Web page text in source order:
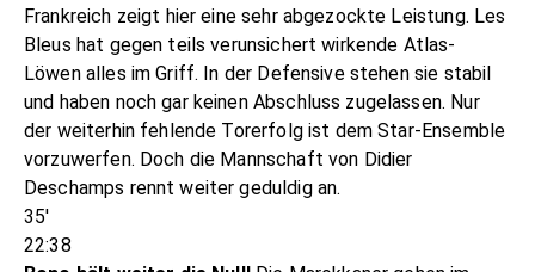
Frankreich zeigt hier eine sehr abgezockte Leistung. Les
Bleus hat gegen teils verunsichert wirkende Atlas-
Löwen alles im Griff. In der Defensive stehen sie stabil
und haben noch gar keinen Abschluss zugelassen. Nur
der weiterhin fehlende Torerfolg ist dem Star-Ensemble
vorzuwerfen. Doch die Mannschaft von Didier
Deschamps rennt weiter geduldig an.
35'
22:38